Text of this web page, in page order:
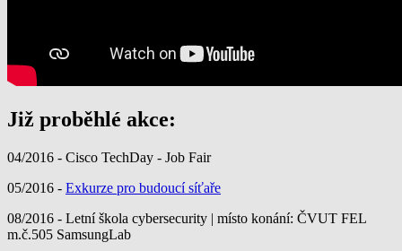
Již proběhlé akce:
04/2016 - Cisco TechDay - Job Fair
05/2016 - Exkurze pro budoucí síťaře
08/2016 - Letní škola cybersecurity | místo konání: ČVUT FEL
m.č.505 SamsungLab